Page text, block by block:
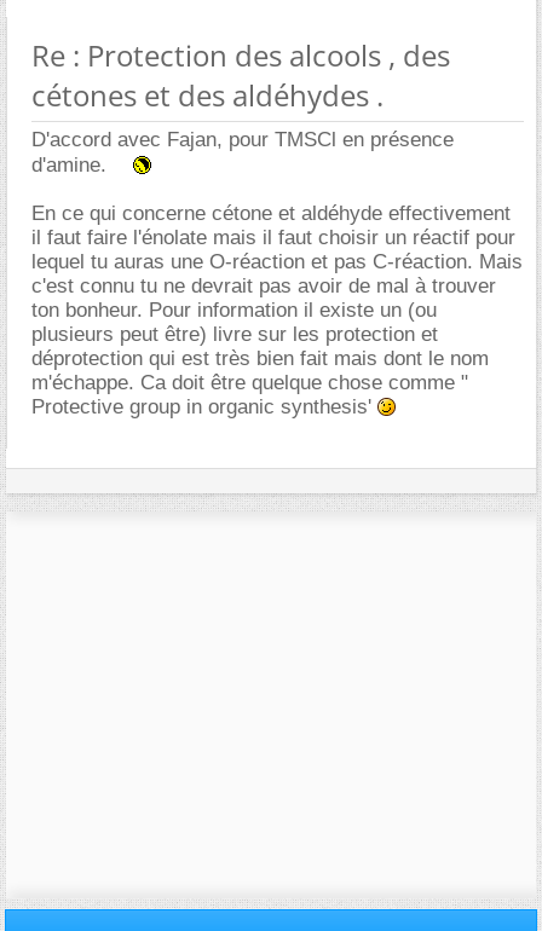
Re : Protection des alcools , des
cétones et des aldéhydes .
D'accord avec Fajan, pour TMSCl en présence
d'amine.
En ce qui concerne cétone et aldéhyde effectivement
il faut faire l'énolate mais il faut choisir un réactif pour
lequel tu auras une O-réaction et pas C-réaction. Mais
c'est connu tu ne devrait pas avoir de mal à trouver
ton bonheur. Pour information il existe un (ou
plusieurs peut être) livre sur les protection et
déprotection qui est très bien fait mais dont le nom
m'échappe. Ca doit être quelque chose comme "
Protective group in organic synthesis'